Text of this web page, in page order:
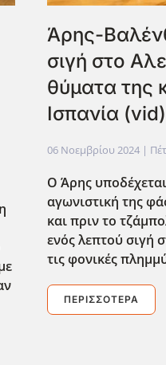
Άρης-
σιγή στο
θύματα της
Ισπανία (vid)
06 Νοεμβρίου 2024 |
Ο Άρης
αγωνιστική της
και πριν το
ενός λεπτού σιγή
τις φονικές
ΠΕΡΙΣΣΌΤΕΡΑ